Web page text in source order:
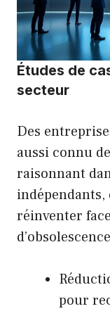
Études de
secteur
Des
aussi connu
raisonnant
indépendants,
réinventer
pour